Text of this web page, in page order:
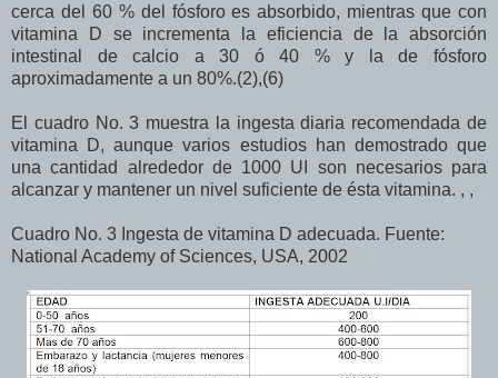
cerca del 60 % del fósforo es absorbido, mientras que con
vitamina D se incrementa la eficiencia de la absorción
intestinal de calcio a 30 ó 40 % y la de fósforo
aproximadamente a un 80%.(2),(6)
El cuadro No. 3 muestra la ingesta diaria recomendada de
vitamina D, aunque varios estudios han demostrado que
una cantidad alrededor de 1000 UI son necesarios para
alcanzar y mantener un nivel suficiente de ésta vitamina. , ,
Cuadro No. 3 Ingesta de vitamina D adecuada. Fuente:
National Academy of Sciences, USA, 2002